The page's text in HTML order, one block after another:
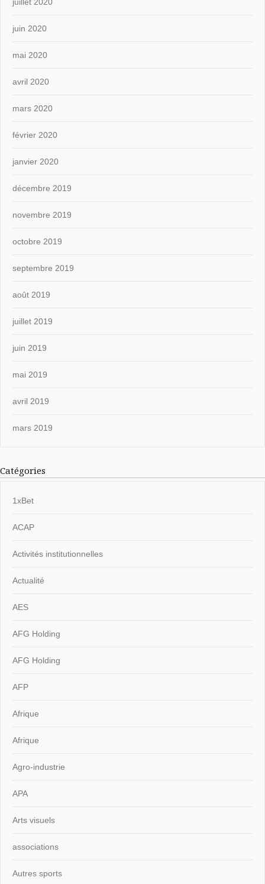
juin 2020
mai 2020
avril 2020
mars 2020
février 2020
janvier 2020
décembre 2019
novembre 2019
octobre 2019
septembre 2019
août 2019
juillet 2019
juin 2019
mai 2019
avril 2019
mars 2019
Catégories
1xBet
ACAP
Activités institutionnelles
Actualité
AES
AFG Holding
AFG Holding
AFP
Afrique
Afrique
Agro-industrie
APA
Arts visuels
associations
Autres sports